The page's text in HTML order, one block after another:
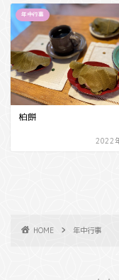
年中行事
柏餅
2022
HOME 年中行事